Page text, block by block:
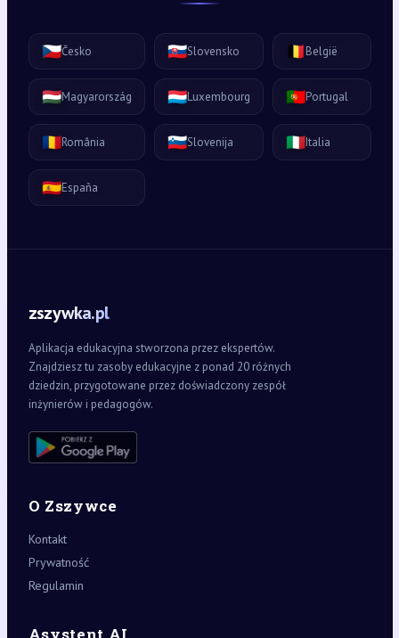
🇨🇿Česko 🇸🇰Slovensko 🇧🇪België
🇭🇺Magyarország 🇱🇺Luxembourg 🇵🇹Portugal
🇷🇴România 🇸🇮Slovenija 🇮🇹Italia
🇪🇸España
zszywka.pl
Aplikacja edukacyjna stworzona przez ekspertów.
Znajdziesz tu zasoby edukacyjne z ponad 20 różnych
dziedzin, przygotowane przez doświadczony zespół
inżynierów i pedagogów.
O Zszywce
Kontakt
Prywatność
Regulamin